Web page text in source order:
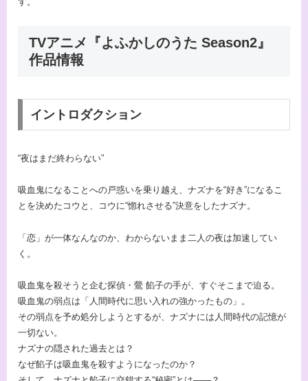
TVアニメ『よふかしのうた Season2』
作品情報
イントロダクション
“夜はまだ終わらない”
吸血鬼になることへの戸惑いを乗り越え、ナズナを“好き”になるこ
とを決めたコウと、コウに“惚れさせる”決意をしたナズナ。
「恋」が一体なんなのか、わからないまま二人の夜は加速してい
く。
吸血鬼を殺そうと企む探偵・鶯 餡子の手が、すぐそこまで迫る。
吸血鬼の弱点は「人間時代に思い入れの強かったもの」。
その弱点を予め処分しようとするが、ナズナには人間時代の記憶が
一切ない。
ナズナの隠された過去とは？
なぜ餡子は吸血鬼を殺すようになったのか？